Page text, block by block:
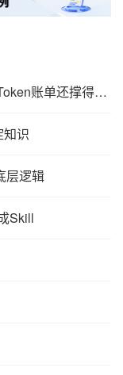
Claude刷爆5亿，一夜涨60倍，你的Token账单还撑得住？
识
层逻辑
Skill